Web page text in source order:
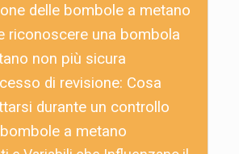
delle bombole a metano
riconoscere una bombola
non più sicura
di revisione: Cosa
durante un controllo
a metano